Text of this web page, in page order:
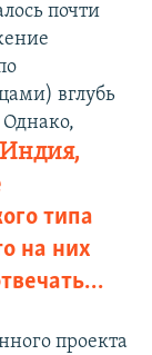
почти
вглубь
Индия,
типа
на них
проекта